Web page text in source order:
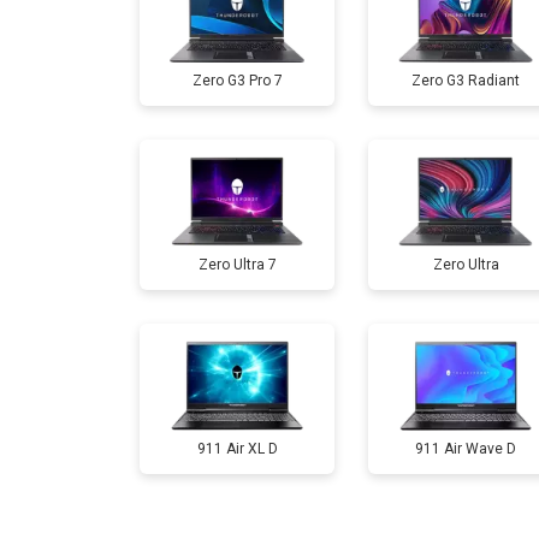
Ремонт мультиконтроллера
Замена жесткого диска HDD/SSD
Замена разъема HDMI
Замена тачпада
Замена клавиатуры
Замена аккумулятора
Zero G3 Pro 7 Zero G3 Radiant
Zero Ultra 7 Zero Ultra
911 Air XL D 911 Air Wave D